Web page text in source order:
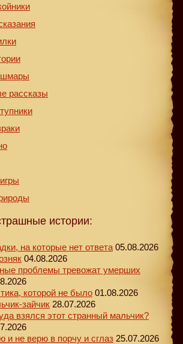
рассказы
истории:
на которые нет ответа 05.08.2026
04.08.2026
проблемы тревожат умерших
которой не было 01.08.2026
зайчик 28.07.2026
взялся этот странный мальчик?
и не верю в порчу и сглаз 25.07.2026